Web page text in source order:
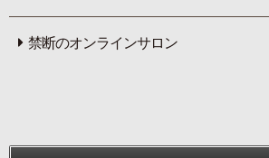
禁断のオンラインサロン